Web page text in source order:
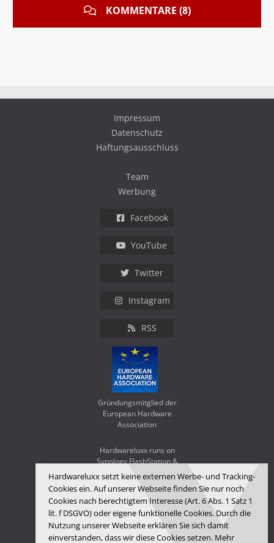
KOMMENTARE (8)
Hardwareluxx setzt keine externen Werbe- und Tracking-
Cookies ein. Auf unserer Webseite finden Sie nur noch
Cookies nach berechtigtem Interesse (Art. 6 Abs. 1 Satz 1
lit. f DSGVO) oder eigene funktionelle Cookies. Durch die
Nutzung unserer Webseite erklären Sie sich damit
einverstanden, dass wir diese Cookies setzen. Mehr
Impressum
Datenschutz
Haftungsausschluss
Team
Werbung
Facebook
YouTube
Twitter
Instagram
RSS
Gründungsmitglied der
European Hardware
Association
Hardwareluxx runs on
Synology FlashStation &
WD Red SA500